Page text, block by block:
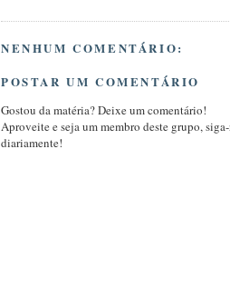
NENHUM COMENTÁRIO:
POSTAR UM COMENTÁRIO
Gostou da matéria? Deixe um comentário!
Aproveite e seja um membro deste grupo,
diariamente!